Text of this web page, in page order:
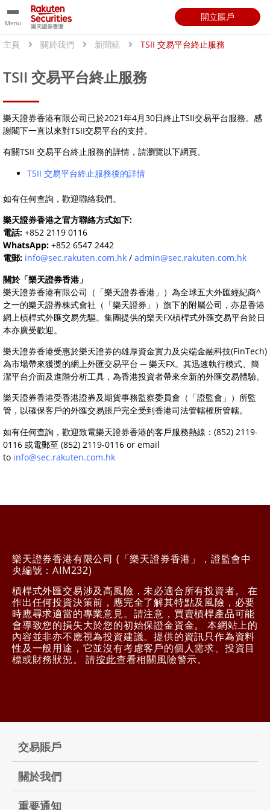
Menu
開立賬戶
主頁 關於我們 新聞稿 TSII 交易平台終止服務
TSII 交易平台終止服務
樂天證券香港有限公司已於2021年4月30日終止TSII交易平台服務。感
謝閣下一直以來對TSII交易平台的支持。
有關TSII 交易平台終止服務的詳情，請瀏覽以下網頁。
TSII 交易平台終止服務後的詳情
如有任何查詢，歡迎聯絡我們。
樂天證券香港之官方聯絡方式如下:
電話: +852 2119 0116
WhatsApp: +852 6547 2442
電郵: info@sec.rakuten.com.hk / admin@sec.rakuten.com.hk
關於「樂天證券香港」
樂天證券香港有限公司（「樂天證券香港」）為全球五大外匯經紀商^
之一的樂天證券株式會社（「樂天證券」）旗下的附屬公司，亦是香港
網上槓桿式外匯交易先驅。集團提供的樂天FX槓桿式外匯交易平台於日
本亦廣受歡迎。
樂天證券香港受惠於樂天證券的雄厚資金實力及尖端金融科技(FinTech)
為市場帶來獲獎的網上外匯交易平台 ─ 樂天FX。其迅速執行模式、簡
潔平台介面及進階分析工具，為香港投資者帶來全新的外匯交易體驗。
樂天證券香港受香港證券及期貨事務監察委員會（「證監會」）所監
管，以確保客戶的外匯交易賬戶完全受到香港司法管轄權所管轄。
如有任何查詢，歡迎致電樂天證券香港的客戶服務熱線：(852) 2119-
0116 或電郵至 (852) 2119-0116 or email
to info@sec.rakuten.com.hk
樂天證券香港有限公司 (「樂天證券香港」，證監會中
央編號：AIM232)
槓桿式外匯交易涉及高風險，未必適合所有投資者。 在
作出任何投資決策前，應完全了解其特點及風險，必要
時應尋求適當的專業意見。請注意，買賣槓桿產品可能
會導致您的損失大於您的初始保證金資金。 本網站上的
內容並非亦不應視為投資建議。提供的資訊只作為資料
性及一般用途，它並沒有考慮客戶的個人需求、投資目
標或財務狀況。 請按此查看相關風險警示。
交易賬戶
關於我們
重要通知